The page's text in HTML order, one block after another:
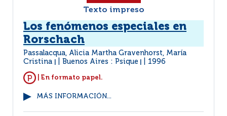
Texto impreso
Los fenómenos especiales en
Rorschach
Passalacqua, Alicia Martha Gravenhorst, María
Cristina
Buenos Aires : Psique 1996
| En formato papel.
MÁS INFORMACIÓN...